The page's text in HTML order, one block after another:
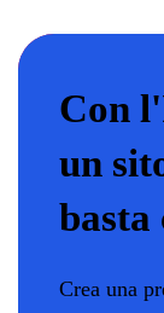
Con
un
Crea una